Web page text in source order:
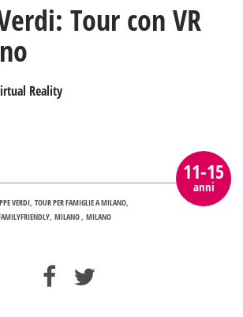
Tour con VR
Reality
11-15
anni
VERDI TOUR PER FAMIGLIE A MILANO
MILANO MILANO